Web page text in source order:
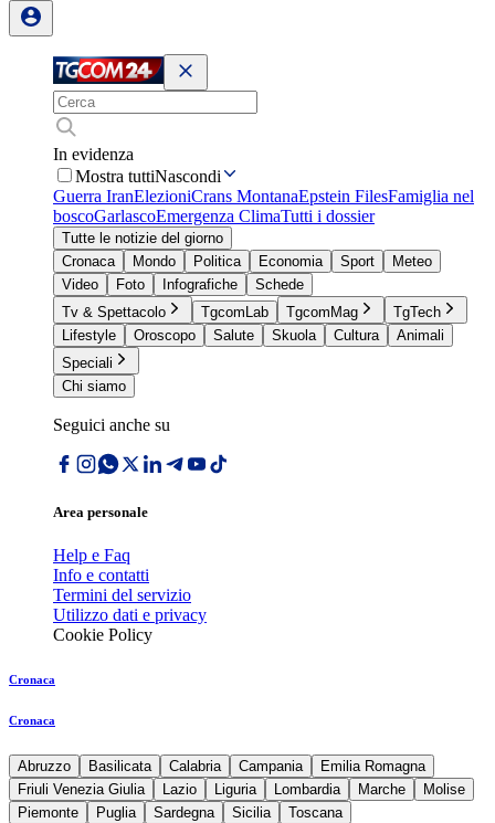
In evidenza
Mostra tuttiNascondi
Guerra IranElezioniCrans MontanaEpstein FilesFamiglia nel
boscoGarlascoEmergenza ClimaTutti i dossier
Tutte le notizie del giorno
Cronaca
Mondo Politica Economia Sport
Meteo
Video
Foto Infografiche
Schede
Tv & Spettacolo
TgcomLab TgcomMag
TgTech
Lifestyle
Oroscopo Salute Skuola Cultura
Animali
Speciali
Chi siamo
Seguici anche su
Area personale
Help e Faq
Info e contatti
Termini del servizio
Utilizzo dati e privacy
Cookie Policy
Cronaca
Cronaca
Abruzzo Basilicata Calabria Campania
Emilia Romagna
Friuli Venezia Giulia
Lazio Liguria Lombardia Marche
Molise
Piemonte
Puglia Sardegna Sicilia
Toscana